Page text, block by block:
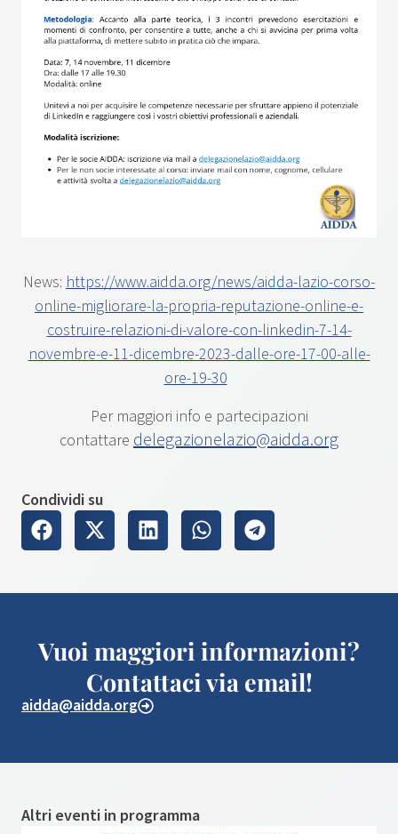
News: https://www.aidda.org/news/aidda-lazio-corso-
online-migliorare-la-propria-reputazione-online-e-
costruire-relazioni-di-valore-con-linkedin-7-14-
novembre-e-11-dicembre-2023-dalle-ore-17-00-alle-
ore-19-30
Per maggiori info e partecipazioni
contattare delegazionelazio@aidda.org
Condividi su
Vuoi maggiori informazioni?
Contattaci via email!
aidda@aidda.org
Altri eventi in programma